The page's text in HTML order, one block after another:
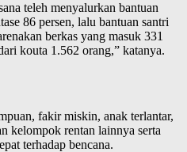
teleh menyalurkan bantuan
86 persen, lalu bantuan santri
berkas yang masuk 331
kouta 1.562 orang,” katanya.
fakir miskin, anak terlantar,
kelompok rentan lainnya serta
terhadap bencana.